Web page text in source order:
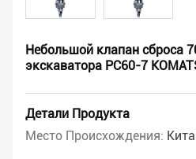
Небольшой клапан сброса
экскаватора PC60-7
Детали Продукта
Место Происхождения: